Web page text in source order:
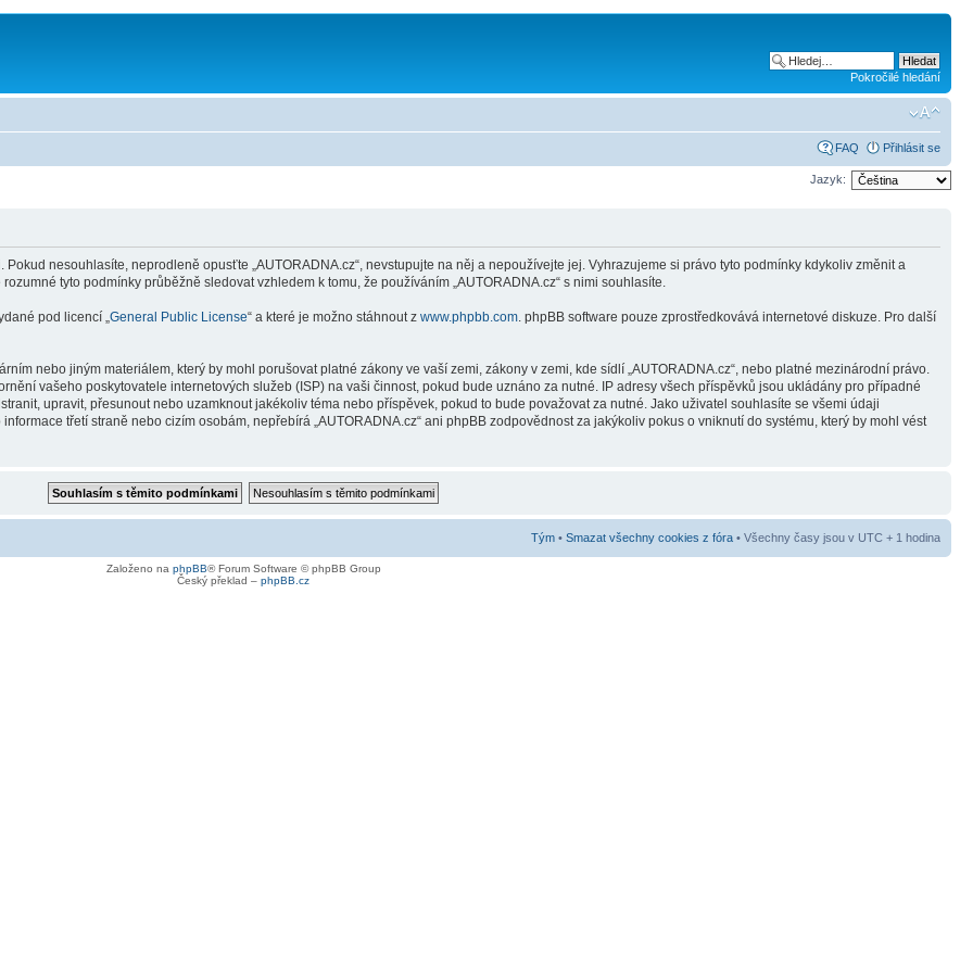
Pokročilé hledání
FAQ Přihlásit se
Jazyk:
nesouhlasíte, neprodleně opusťte „AUTORADNA.cz“, nevstupujte na něj a nepoužívejte jej. Vyhrazujeme si právo tyto podmínky kdykoliv změnit a
tyto podmínky průběžně sledovat vzhledem k tomu, že používáním „AUTORADNA.cz“ s nimi souhlasíte.
pod licencí „ General Public License“ a které je možno stáhnout z www.phpbb.com . phpBB software pouze zprostředkovává internetové diskuze. Pro další
nebo jiným materiálem, který by mohl porušovat platné zákony ve vaší zemi, zákony v zemi, kde sídlí „AUTORADNA.cz“, nebo platné mezinárodní právo.
vašeho poskytovatele internetových služeb (ISP) na vaši činnost, pokud bude uznáno za nutné. IP adresy všech příspěvků jsou ukládány pro případné
upravit, přesunout nebo uzamknout jakékoliv téma nebo příspěvek, pokud to bude považovat za nutné. Jako uživatel souhlasíte se všemi údaji
třetí straně nebo cizím osobám, nepřebírá „AUTORADNA.cz“ ani phpBB zodpovědnost za jakýkoliv pokus o vniknutí do systému, který by mohl vést
Tým • Smazat všechny cookies z fóra • Všechny časy jsou v UTC + 1 hodina
Založeno na phpBB® Forum Software © phpBB Group
Český překlad – phpBB.cz